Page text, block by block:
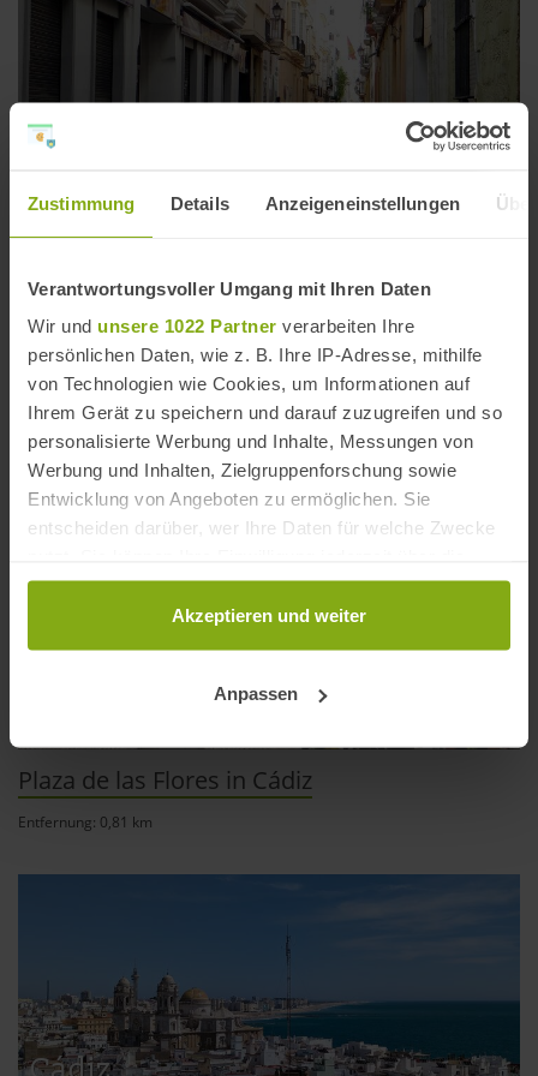
Zustimmung Details Anzeigeneinstellungen
Verantwortungsvoller Umgang mit Ihren Daten
Wir und unsere 1022 Partner verarbeiten Ihre
persönlichen Daten, wie z. B. Ihre IP-Adresse, mithilfe
von Technologien wie Cookies, um Informationen auf
Ihrem Gerät zu speichern und darauf zuzugreifen und so
personalisierte Werbung und Inhalte, Messungen von
Werbung und Inhalten, Zielgruppenforschung sowie
Entwicklung von Angeboten zu ermöglichen. Sie
entscheiden darüber, wer Ihre Daten für welche Zwecke
Cookie-Erklärung oder durch Klicken auf das Privacy
Trigger Symbol ändern oder widerrufen
Informationen über Ihre geografische Lage
Ihr Gerät durch aktives Scannen nach
bestimmten Merkmalen (Fingerprinting) identifizieren
andalusien360.de verwendet Cookies
Einige von ihnen sind notwendig, während andere nicht
notwendig sind, jedoch helfen das Onlineangebot zu
Akzeptieren und weiter
Anpassen
Stadtviertel La Viña in Cádiz
Entfernung: 0,87 km
Plaza de las Flores in Cádiz
Entfernung: 0,81 km